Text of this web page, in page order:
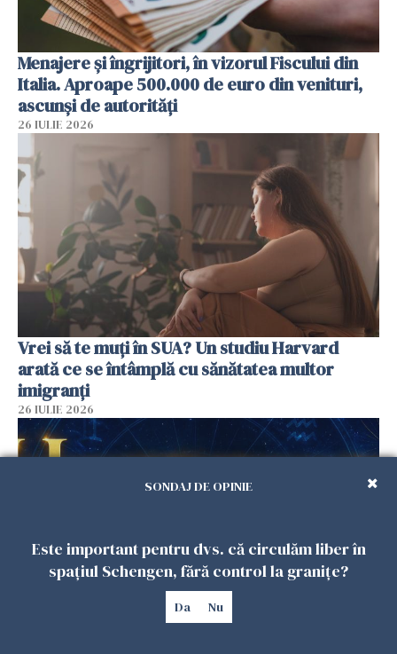
Menajere și îngrijitori, în vizorul Fiscului din
Italia. Aproape 500.000 de euro din venituri,
ascunși de autorități
26 IULIE 2026
Vrei să te muți în SUA? Un studiu Harvard
arată ce se întâmplă cu sănătatea multor
imigranți
26 IULIE 2026
SONDAJ DE OPINIE
Este important pentru dvs. că circulăm liber în
spațiul Schengen, fără control la granițe?
Da Nu